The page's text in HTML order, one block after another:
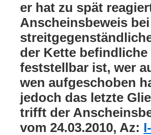
er hat zu spät
Anscheinsbeweis
der Kette
feststellbar ist, wer
wen aufgeschoben
jedoch das letzte
trifft der
vom 24.03.2010, Az: